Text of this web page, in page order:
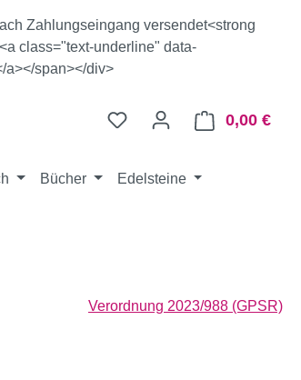
Zahlungseingang versendet<strong
class="text-underline" data-
a></span></div>
0,00 €
Bücher Edelsteine
Verordnung 2023/988 (GPSR)